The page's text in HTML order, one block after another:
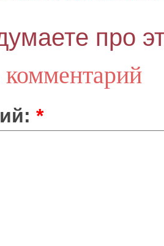
про
*